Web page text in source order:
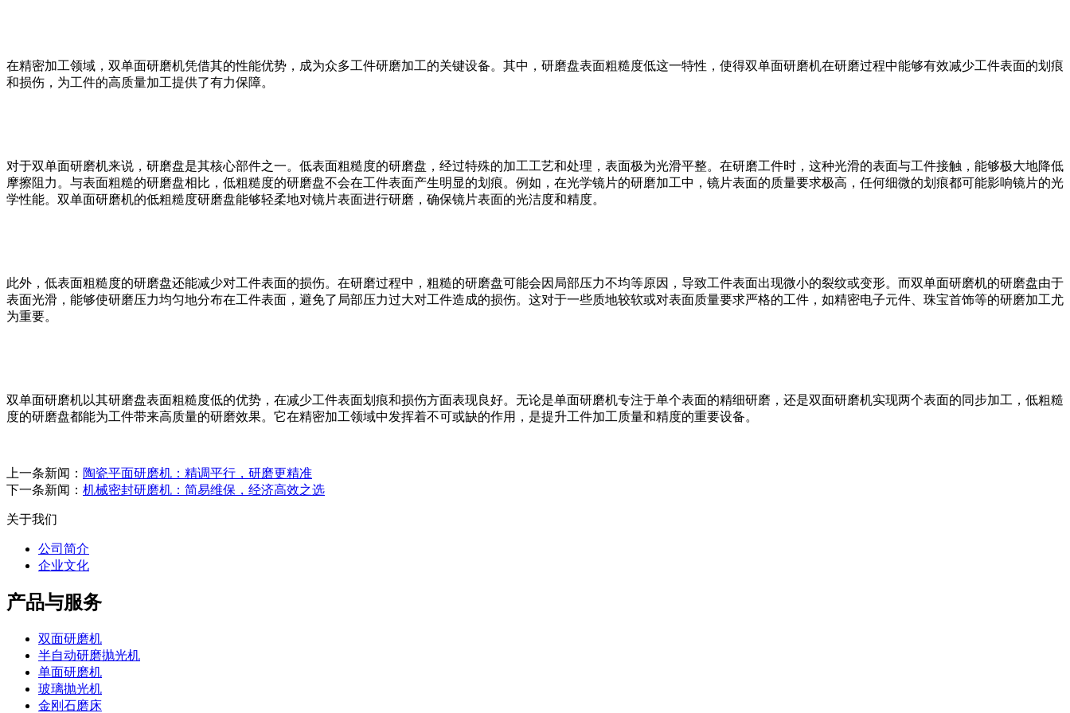
在精密加工领域，双单面研磨机凭借其的性能优势，成为众多工件研磨加工的关键设备。其中，研磨盘表面粗糙度低这一特性，使得双单面研磨机在研磨过程中能够有效减少工件表面的划痕
和损伤，为工件的高质量加工提供了有力保障。
对于双单面研磨机来说，研磨盘是其核心部件之一。低表面粗糙度的研磨盘，经过特殊的加工工艺和处理，表面极为光滑平整。在研磨工件时，这种光滑的表面与工件接触，能够极大地降低
摩擦阻力。与表面粗糙的研磨盘相比，低粗糙度的研磨盘不会在工件表面产生明显的划痕。例如，在光学镜片的研磨加工中，镜片表面的质量要求极高，任何细微的划痕都可能影响镜片的光
学性能。双单面研磨机的低粗糙度研磨盘能够轻柔地对镜片表面进行研磨，确保镜片表面的光洁度和精度。
此外，低表面粗糙度的研磨盘还能减少对工件表面的损伤。在研磨过程中，粗糙的研磨盘可能会因局部压力不均等原因，导致工件表面出现微小的裂纹或变形。而双单面研磨机的研磨盘由于
表面光滑，能够使研磨压力均匀地分布在工件表面，避免了局部压力过大对工件造成的损伤。这对于一些质地较软或对表面质量要求严格的工件，如精密电子元件、珠宝首饰等的研磨加工尤
为重要。
双单面研磨机以其研磨盘表面粗糙度低的优势，在减少工件表面划痕和损伤方面表现良好。无论是单面研磨机专注于单个表面的精细研磨，还是双面研磨机实现两个表面的同步加工，低粗糙
度的研磨盘都能为工件带来高质量的研磨效果。它在精密加工领域中发挥着不可或缺的作用，是提升工件加工质量和精度的重要设备。
上一条新闻： 陶瓷平面研磨机：精调平行，研磨更精准
下一条新闻： 机械密封研磨机：简易维保，经济高效之选
关于我们
公司简介
企业文化
产品与服务
双面研磨机
半自动研磨抛光机
单面研磨机
玻璃抛光机
金刚石磨床